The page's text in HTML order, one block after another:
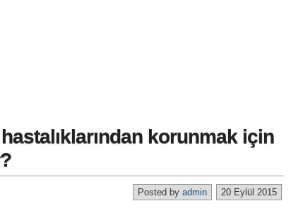
korunmak için
20 Eylül 2015
Posted by admin